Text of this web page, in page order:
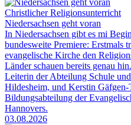
Christlicher Religionsunterricht
Niedersachsen geht voran
In Niedersachsen gibt es mi
bundesweite Premiere: Erstmals
evangelische Kirche den
Länder schauen bereits genau
Leiterin der Abteilung Schule
Hildesheim, und Kerstin
Bildungsabteilung der
Hannovers.
03.08.2026